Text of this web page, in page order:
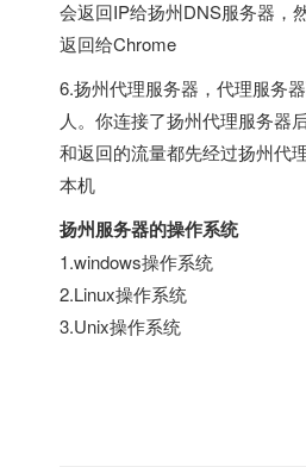
会返回IP给扬州DNS服务器，
返回给Chrome
6.扬州代理服务器，代理服务
人。你连接了扬州代理服务器
和返回的流量都先经过扬州代
本机
扬州服务器的操作系统
1.windows操作系统
2.Linux操作系统
3.Unix操作系统